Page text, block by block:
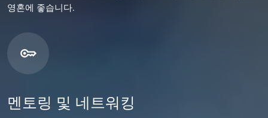
영혼에 좋습니다.
멘토링 및 네트워킹